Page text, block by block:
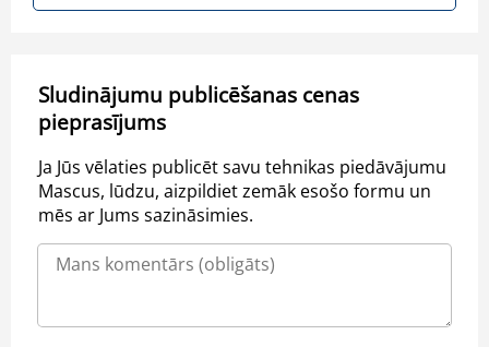
Sludinājumu publicēšanas cenas
pieprasījums
Ja Jūs vēlaties publicēt savu tehnikas piedāvājumu
Mascus, lūdzu, aizpildiet zemāk esošo formu un
mēs ar Jums sazināsimies.